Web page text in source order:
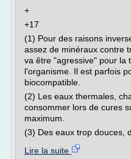
+
+17
(1) Pour des raisons
assez de minéraux contre
va être "agressive" pour la
l'organisme. Il est parfois
biocompatible.
(2) Les eaux thermales,
consommer lors de cures
maximum.
(3) Des eaux trop douces,
Lire la suite